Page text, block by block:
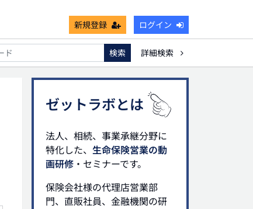
新規登録 ログイン
死亡保険金非課税枠 キャッシュフロー 宗教法人
検索
詳細検索
ゼットラボとは
法人、相続、事業承継分野に
特化した、 生命保険営業の動
画研修 ・セミナーです。
保険会社様の代理店営業部
門、直販社員、金融機関の研